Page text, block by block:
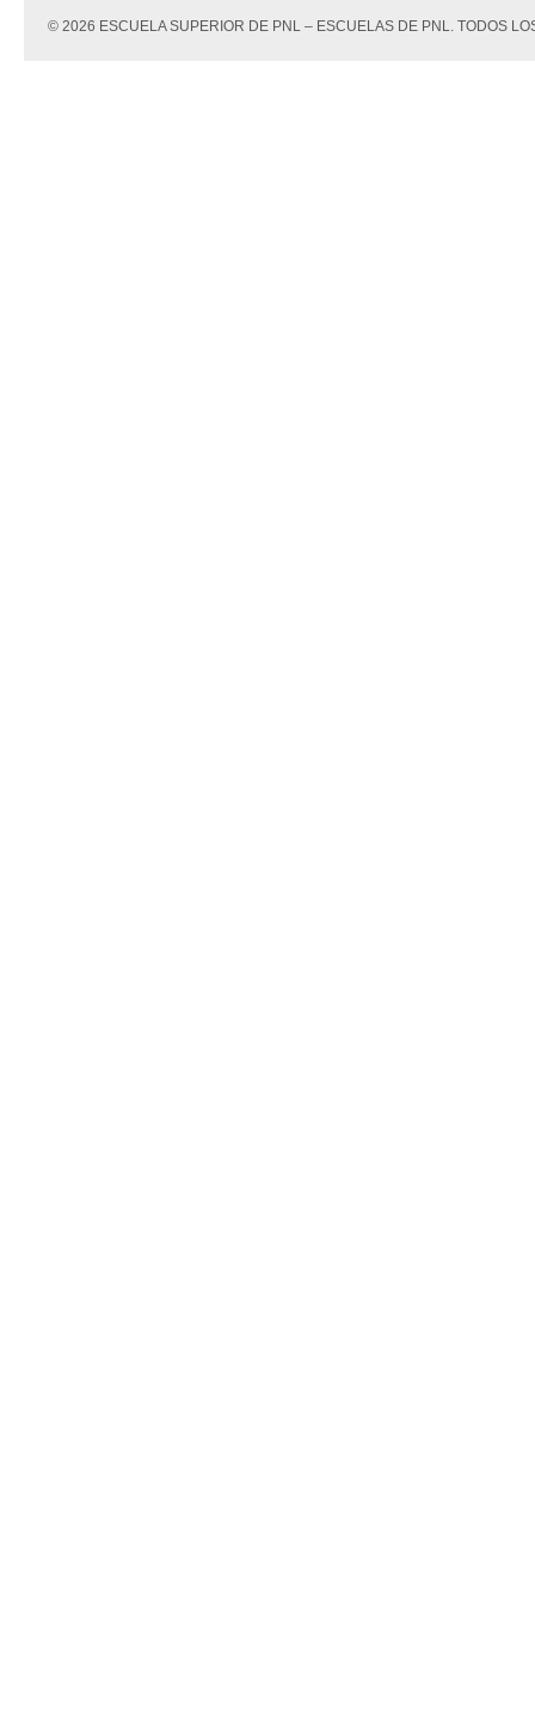
© 2026 ESCUELA SUPERIOR DE PNL – ESCUELAS DE PNL. TODOS